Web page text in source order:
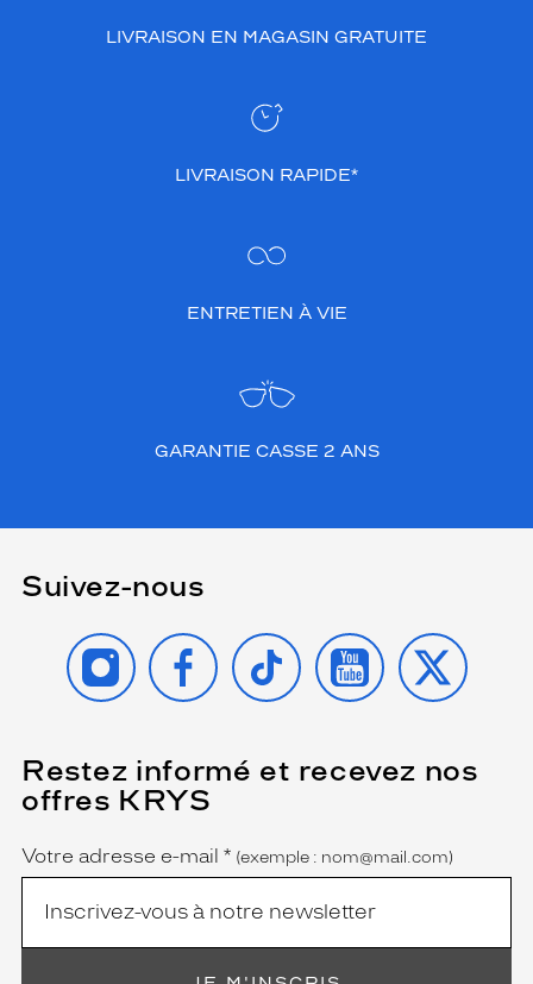
LIVRAISON EN MAGASIN GRATUITE
LIVRAISON RAPIDE*
ENTRETIEN À VIE
GARANTIE CASSE 2 ANS
Suivez-nous
INSTAGRAMFACEBOOK
TIKTOK YOUTUBE
X
Restez informé et recevez nos
offres KRYS
Name
Votre adresse e-mail *
(Ce
champ
est
obligatoire)
(exemple : nom@mail.com)